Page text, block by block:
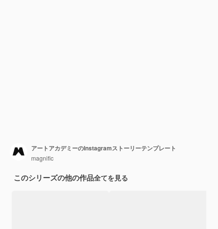
アートアカデミーのInstagramストーリーテンプレート
magnific
このシリーズの他の作品全てを見る